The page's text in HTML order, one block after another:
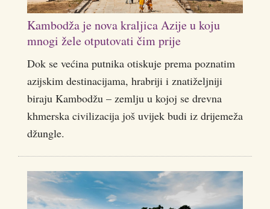
Kambodža je nova kraljica Azije u koju
mnogi žele otputovati čim prije
Dok se većina putnika otiskuje prema poznatim
azijskim destinacijama, hrabriji i znatiželjniji
biraju Kambodžu – zemlju u kojoj se drevna
khmerska civilizacija još uvijek budi iz drijemeža
džungle.